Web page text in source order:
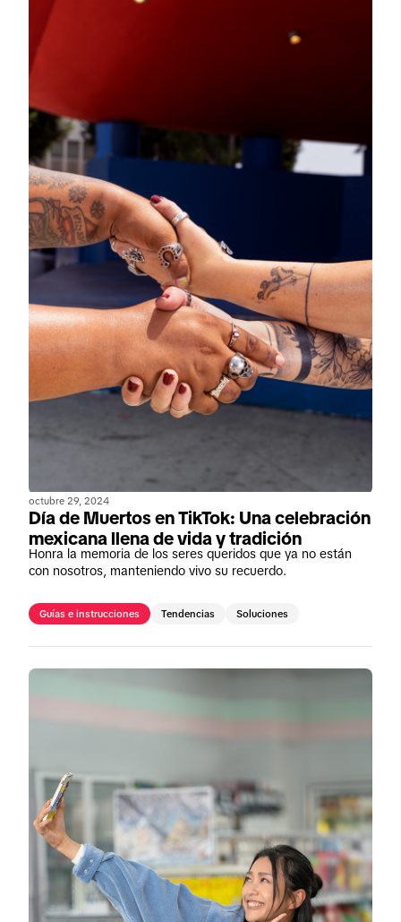
octubre 29, 2024
Día de Muertos en TikTok: Una celebración
mexicana llena de vida y tradición
Honra la memoria de los seres queridos que ya no están
con nosotros, manteniendo vivo su recuerdo.
Guías e instrucciones Tendencias Soluciones